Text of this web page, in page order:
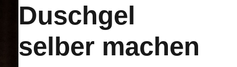
Duschgel
selber machen